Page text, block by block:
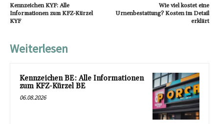
Kennzeichen KYF: Alle
Informationen zum KFZ-Kürzel
KYF
Wie viel kostet eine
Urnenbestattung? Kosten im Detail
erklärt
Weiterlesen
Kennzeichen BE: Alle Informationen
zum KFZ-Kürzel BE
06.08.2026